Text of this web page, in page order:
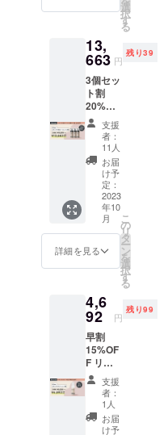
ます。
※一般販
売価格
は予告
なく変
更にな
る場合
がござ
いま
す。予
めご了
承くだ
さい。
※パッ
ケージ
は予告
なく変
いま
す。予
めご了
承くだ
さい。
（税込
16,560
定）よ
り3,312
円+送料
分お得
にご購
入いた
だけま
す。 ※
一般販
売価格
は予告
なく変
更にな
る場合
がござ
いま
す。予
※パッ
ケージ
は予告
なく変
更にな
る場合
がござ
いま
す。予
めご了
承くだ
選
択
す
る
13,
663 円
残り39
3個セッ
ト割
20%OF
F リ
ター
ン：
&Stem
スキン
ケア泡
ロー
ション
×3個 一
般販売
価格
（税込
17,079
定）よ
り3,416
円＋送
料分お
得にご
購入い
ただけ
ます。
※一般販
売価格
は予告
支援
者：
11人
お届
け予
定：
2023
年10
月
詳細を見る
こ
の
リ
タ
ー
ン
を
選
択
す
る
4,6
92 円
残り99
早割
15%OF
F リ
ター
ン：
&Stem
スキン
ケアク
支援
者：
1人
お届
け予